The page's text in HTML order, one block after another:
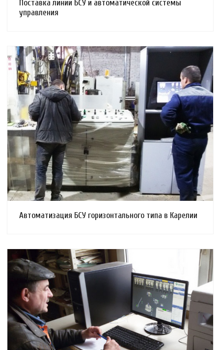
Поставка линии БСУ и автоматической системы
управления
Смотреть проект
Автоматизация БСУ горизонтального типа в Карелии
Смотреть проект